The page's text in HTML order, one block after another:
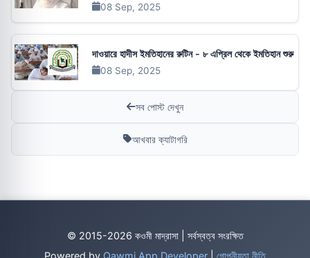
08 Sep, 2025
দাওয়ারে হাদীস ইমতিহানের রুটিন - ৮ এপ্রিল থেকে ইমতিহান শুরু
08 Sep, 2025
সব পোস্ট দেখুন
আখবার ক্যাটাগরি
© 2015-2026 কওমী মাদ্রাসা | সর্বস্বত্ব সংরক্ষিত
Powered by Qawmi App Developer গোপনীয়তা নীতি